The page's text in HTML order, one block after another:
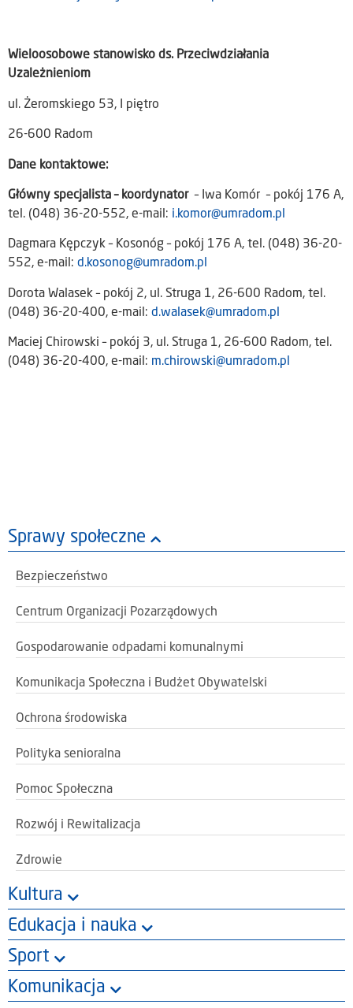
Sprawy społeczne
Bezpieczeństwo
Centrum Organizacji Pozarządowych
Gospodarowanie odpadami komunalnymi
Komunikacja Społeczna i Budżet Obywatelski
Ochrona środowiska
Polityka senioralna
Pomoc Społeczna
Rozwój i Rewitalizacja
Zdrowie
Kultura
Edukacja i nauka
Sport
Komunikacja
Wieloosobowe stanowisko ds. Przeciwdziałania
Uzależnieniom
ul. Żeromskiego 53, I piętro
26-600 Radom
Dane kontaktowe:
Główny specjalista – koordynator – Iwa Komór – pokój 176 A,
tel. (048) 36-20-552, e-mail: i.komor@umradom.pl
Dagmara Kępczyk – Kosonóg – pokój 176 A, tel. (048) 36-20-
552, e-mail: d.kosonog@umradom.pl
Dorota Walasek – pokój 2, ul. Struga 1, 26-600 Radom, tel.
(048) 36-20-400, e-mail: d.walasek@umradom.pl
Maciej Chirowski – pokój 3, ul. Struga 1, 26-600 Radom, tel.
(048) 36-20-400, e-mail: m.chirowski@umradom.pl